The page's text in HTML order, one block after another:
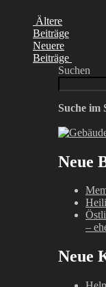
Ältere
Beiträge
Neuere
Beiträge
Suchen
Suche im
Neue
–
Neue